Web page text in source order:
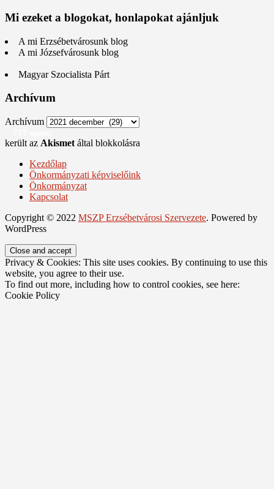
Mi ezeket a blogokat, honlapokat ajánljuk
A mi Erzsébetvárosunk blog
A mi Józsefvárosunk blog
Magyar Szocialista Párt
Archívum
Archívum
került az Akismet által blokkolásra
Kezdőlap
Önkormányzati képviselőink
Önkormányzat
Kapcsolat
Copyright © 2022 MSZP Erzsébetvárosi Szervezete. Powered by
WordPress
Privacy & Cookies: This site uses cookies. By continuing to use this
website, you agree to their use.
To find out more, including how to control cookies, see here:
Cookie Policy